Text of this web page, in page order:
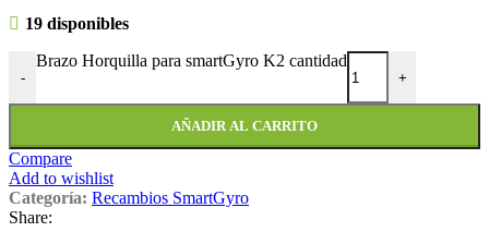
19 disponibles
-
Brazo Horquilla para smartGyro K2 cantidad
+
AÑADIR AL CARRITO
Compare
Add to wishlist
Categoría: Recambios SmartGyro
Share: